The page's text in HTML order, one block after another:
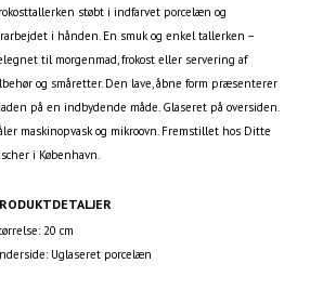
støbt i indfarvet porcelæn og
i hånden. En smuk og enkel tallerken –
til morgenmad, frokost eller servering af
og småretter. Den lave, åbne form præsenterer
på en indbydende måde. Glaseret på oversiden.
maskinopvask og mikroovn. Fremstillet hos Ditte
i København.
20 cm
Uglaseret porcelæn